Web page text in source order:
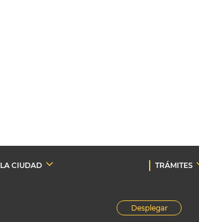
LA CIUDAD TRÁMITES
Desplegar